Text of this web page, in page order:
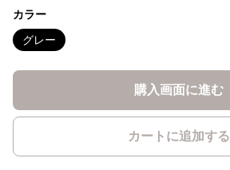
カラー
グレー
購入画面に進む
カートに追加する